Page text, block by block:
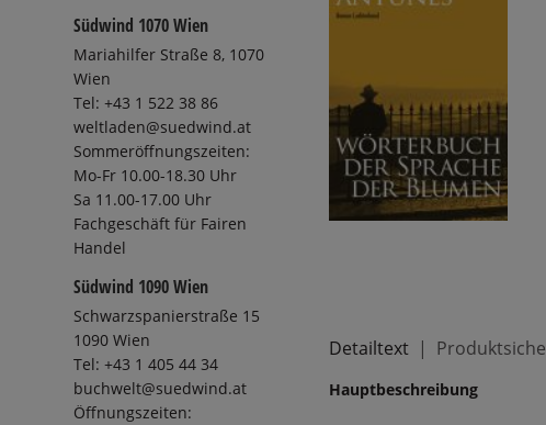
Südwind 1070 Wien
Mariahilfer Straße 8, 1070
Wien
Tel: +43 1 522 38 86
weltladen@suedwind.at
Sommeröffnungszeiten:
Mo-Fr 10.00-18.30 Uhr
Sa 11.00-17.00 Uhr
Fachgeschäft für Fairen
Handel
Südwind 1090 Wien
Schwarzspanierstraße 15
1090 Wien
Tel: +43 1 405 44 34
buchwelt@suedwind.at
Öffnungszeiten:
Detailtext
Hauptbeschreibung